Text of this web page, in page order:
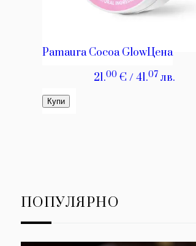
ПОПУЛЯРНО